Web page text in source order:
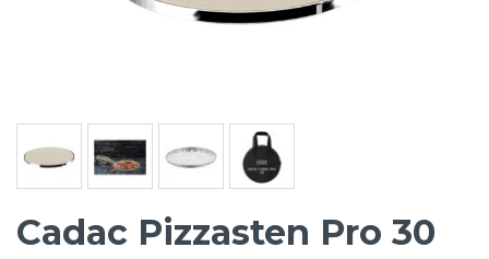
Cadac Pizzasten Pro 30